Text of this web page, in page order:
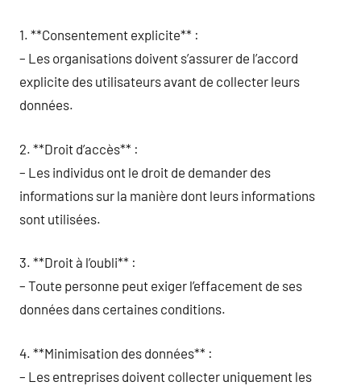
1. **Consentement explicite** :
– Les organisations doivent s’assurer de l’accord
explicite des utilisateurs avant de collecter leurs
données.
2. **Droit d’accès** :
– Les individus ont le droit de demander des
informations sur la manière dont leurs informations
sont utilisées.
3. **Droit à l’oubli** :
– Toute personne peut exiger l’effacement de ses
données dans certaines conditions.
4. **Minimisation des données** :
– Les entreprises doivent collecter uniquement les